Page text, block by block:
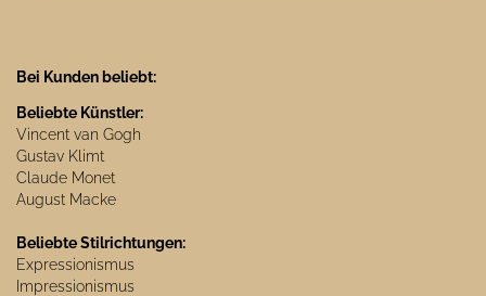
Bei Kunden beliebt:
Beliebte Künstler:
Vincent van Gogh
Gustav Klimt
Claude Monet
August Macke
Beliebte Stilrichtungen:
Expressionismus
Impressionismus